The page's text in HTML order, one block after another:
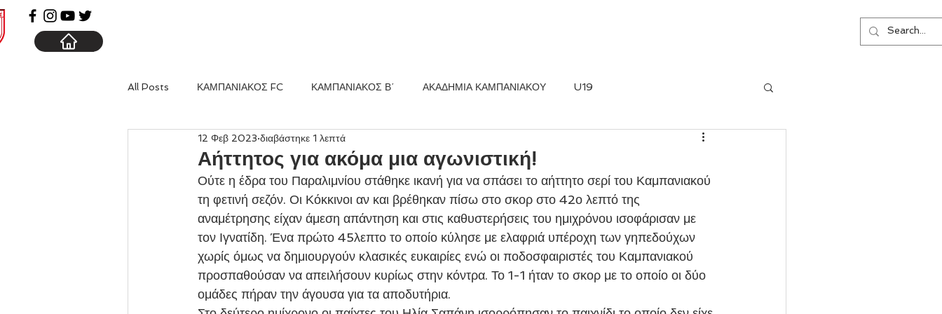
All Posts ΚΑΜΠΑΝΙΑΚΟΣ FC ΚΑΜΠΑΝΙΑΚΟΣ Β΄ ΑΚΑΔΗΜΙΑ ΚΑΜΠΑΝΙΑΚΟΥ U19
Αήττητος για ακόμα μια αγωνιστική!
12 Φεβ 2023 διαβάστηκε 1 λεπτά
Ούτε η έδρα του Παραλιμνίου στάθηκε ικανή για να σπάσει το αήττητο σερί του Καμπανιακού
τη φετινή σεζόν. Οι Κόκκινοι αν και βρέθηκαν πίσω στο σκορ στο 42ο λεπτό της
αναμέτρησης είχαν άμεση απάντηση και στις καθυστερήσεις του ημιχρόνου ισοφάρισαν με
τον Ιγνατίδη. Ένα πρώτο 45λεπτο το οποίο κύλησε με ελαφριά υπέροχη των γηπεδούχων
χωρίς όμως να δημιουργούν κλασικές ευκαιρίες ενώ οι ποδοσφαιριστές του Καμπανιακού
προσπαθούσαν να απειλήσουν κυρίως στην κόντρα. Το 1-1 ήταν το σκορ με το οποίο οι δύο
ομάδες πήραν την άγουσα για τα αποδυτήρια.